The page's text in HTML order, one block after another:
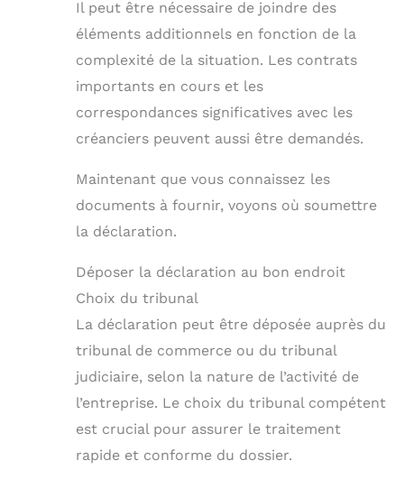
Il peut être nécessaire de joindre des
éléments additionnels en fonction de la
complexité de la situation. Les contrats
importants en cours et les
correspondances significatives avec les
créanciers peuvent aussi être demandés.
Maintenant que vous connaissez les
documents à fournir, voyons où soumettre
la déclaration.
Déposer la déclaration au bon endroit
Choix du tribunal
La déclaration peut être déposée auprès du
tribunal de commerce ou du tribunal
judiciaire, selon la nature de l’activité de
l’entreprise. Le choix du tribunal compétent
est crucial pour assurer le traitement
rapide et conforme du dossier.